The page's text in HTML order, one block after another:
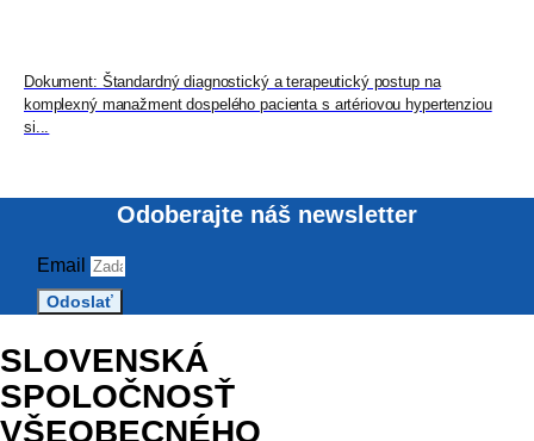
hypertenziou
Dokument: Štandardný diagnostický a terapeutický postup na
komplexný manažment dospelého pacienta s artériovou hypertenziou
si...
Odoberajte náš newsletter
Email
Odoslať
SLOVENSKÁ
SPOLOČNOSŤ
VŠEOBECNÉHO